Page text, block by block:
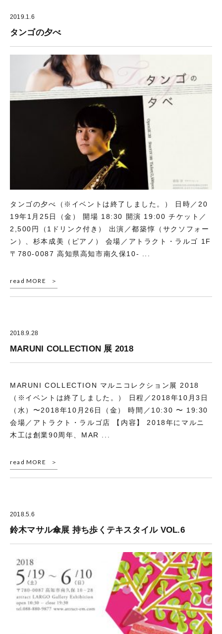
2019.1.6
タンゴの夕べ
タンゴの夕べ（※イベントは終了しました。） 日時／20
19年1月25日（金） 開場 18:30 開演 19:00 チケット／
2,500円（1ドリンク付き） 出演／都築惇（サクソフォー
ン）、杉本成美（ピアノ） 会場／アトラクト・ラルゴ 1F
〒780-0087 高知県高知市南久保10- ...
read MORE
2018.9.28
MARUNI COLLECTION 展 2018
MARUNI COLLECTION マルニコレクション展 2018
（※イベントは終了しました。） 日程／2018年10月3日
（水）〜2018年10月26日（金） 時間／10:30 〜 19:30
会場／アトラクト・ラルゴ店 【内容】 2018年にマルニ
木工は創業90周年、MAR ...
read MORE
2018.5.6
鈴木マサル傘展 持ち歩くテキスタイル VOL.6